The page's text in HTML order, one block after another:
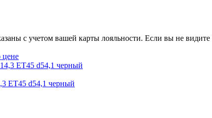
с учетом вашей карты лояльности. Если вы не
ET45 d54,1 черный